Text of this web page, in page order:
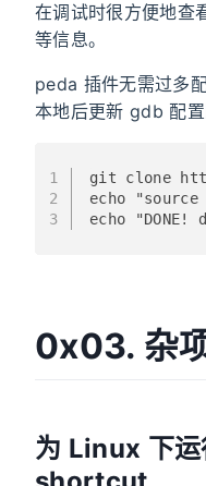
在调试时很方便地查
等信息。
peda 插件无需过多
本地后更新 gdb 配置
1
2
3
git clone
echo
echo
0x03. 杂
为 Linux 下